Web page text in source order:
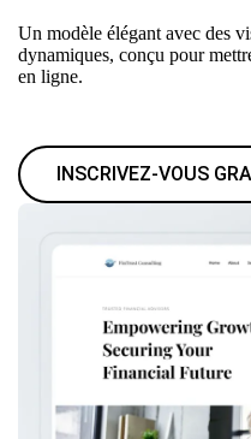
Un modèle élégant avec des
dynamiques, conçu pour
en ligne.
INSCRIVEZ-VOUS